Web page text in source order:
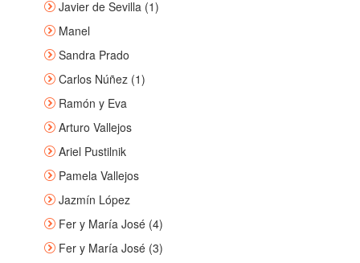
Javier de Sevilla (1)
Manel
Sandra Prado
Carlos Núñez (1)
Ramón y Eva
Arturo Vallejos
Ariel Pustilnik
Pamela Vallejos
Jazmín López
Fer y María José (4)
Fer y María José (3)